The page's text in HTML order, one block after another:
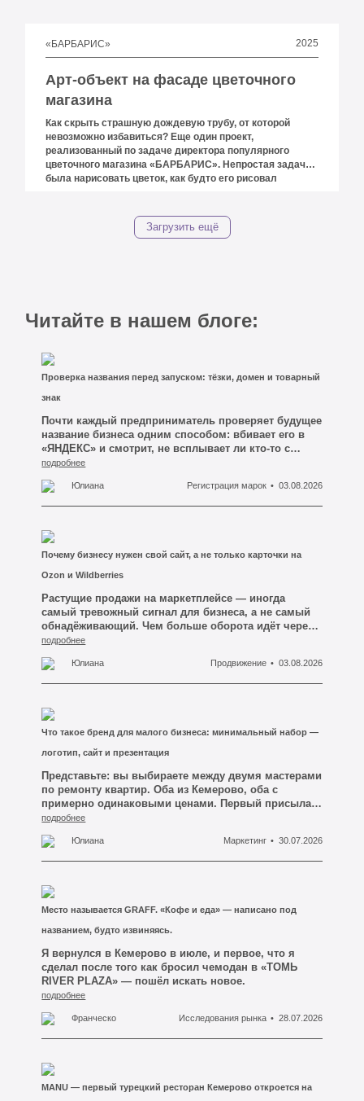
«БАРБАРИС» 2025
Арт-объект на фасаде цветочного
магазина
Как скрыть страшную дождевую трубу, от которой
невозможно избавиться? Еще один проект,
реализованный по задаче директора популярного
цветочного магазина «БАРБАРИС». Непростая задача
была нарисовать цветок, как будто его рисовал
прочим разобрались, получился шедевр.
Загрузить ещё
Читайте в нашем блоге:
Проверка названия перед запуском: тёзки, домен и товарный
знак
Почти каждый предприниматель проверяет будущее
название бизнеса одним способом: вбивает его в
«ЯНДЕКС» и смотрит, не всплывает ли кто-то с
таким же именем на первой странице. Если чужих
человек идёт заказывать логотип, вывеску и сайт.
Это и есть первая ошибка, из-за которой потом
подробнее
Юлиана Регистрация марок 03.08.2026
Почему бизнесу нужен свой сайт, а не только карточки на
Ozon и Wildberries
Растущие продажи на маркетплейсе — иногда
самый тревожный сигнал для бизнеса, а не самый
обнадёживающий. Чем больше оборота идёт через
чужую витрину, тем меньше у компании остаётся
комиссию, блокирует карточку за формальность
или просто перестаёт показывать товар в выдаче
эту картину у предпринимателей Кузбасса
регулярно: человек два года выстраивал продажи
на Ozon и Wildberries, вложился в рейтинг, отзывы,
продвижение внутри площадки — а если спросить у
он может написать напрямую, оказывается, что
ответ «ни одного». Все они принадлежат площадке,
а не бизнесу.
подробнее
Юлиана Продвижение 03.08.2026
Что такое бренд для малого бизнеса: минимальный набор —
логотип, сайт и презентация
Представьте: вы выбираете между двумя мастерами
по ремонту квартир. Оба из Кемерово, оба с
примерно одинаковыми ценами. Первый присылает
вам голосовое в мессенджере и фотографию плитки
логотип на аватарке, короткий сайт, где видно уже
сделанные объекты, и небольшая презентация в
встретились, работу ещё никто не начал — а вы уже
почти выбрали. И выбрали не того, кто дешевле.
Вы выбрали того, кто выглядит так, будто отвечает
за свои слова.
подробнее
Юлиана Маркетинг 30.07.2026
Место называется GRAFF. «Кофе и еда» — написано под
названием, будто извиняясь.
Я вернулся в Кемерово в июле, и первое, что я
сделал после того как бросил чемодан в «ТОМЬ
RIVER PLAZA» — пошёл искать новое.
подробнее
Франческо Исследования рынка 28.07.2026
MANU — первый турецкий ресторан Кемерово откроется на